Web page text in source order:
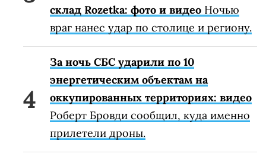
склад Rozetka: фото и видео Ночью
враг нанес удар по столице и региону.
За ночь СБС ударили по 10
энергетическим объектам на
оккупированных территориях: видео
Роберт Бровди сообщил, куда именно
прилетели дроны.